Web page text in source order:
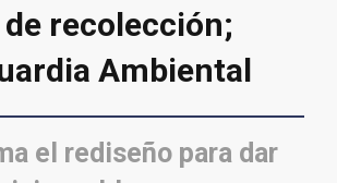
recolección;
Ambiental
el rediseño para dar